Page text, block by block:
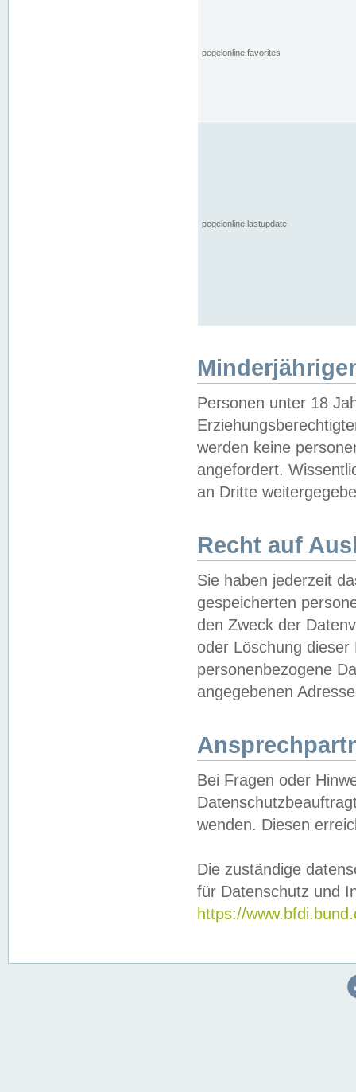
pegelonline.favorites
pegelonline.lastupdate
Personen unter 18
werden keine
angefordert.
an Dritte
Recht auf
Sie haben jederzeit
gespeicherten
den Zweck der
oder Löschung
personenbezogene
angegebenen
Bei Fragen oder
wenden. Diesen
Die zuständige
für Datenschutz und
https://